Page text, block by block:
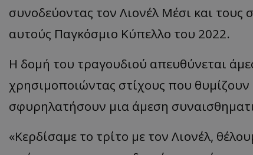
συνοδεύοντας τον Λιονέλ Μέσι και τους
αυτούς Παγκόσμιο Κύπελλο του 2022.
Η δομή του τραγουδιού απευθύνεται
χρησιμοποιώντας στίχους που
σφυρηλατήσουν μια άμεση
«Κερδίσαμε το τρίτο με τον Λιονέλ,